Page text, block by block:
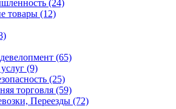
(24)
товары (12)
(65)
(9)
(25)
торговля (59)
Переезды (72)